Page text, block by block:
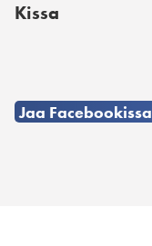
Kissa
Jaa Facebookissa